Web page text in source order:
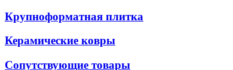
Крупноформатная плитка
Керамические ковры
Сопутствующие товары